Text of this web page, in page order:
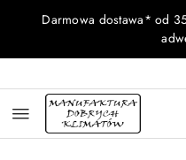
Przejdź do treści
Przejdź do
Przejdź do moje
Przejdź do menu
Przejdź do stopki
Darmowa dostawa* od